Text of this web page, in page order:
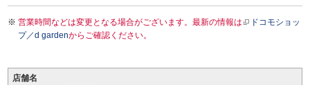
営業時間などは変更となる場合がございます。最新の情報は
ドコモショッ
プ／d gardenからご確認ください。
店舗名